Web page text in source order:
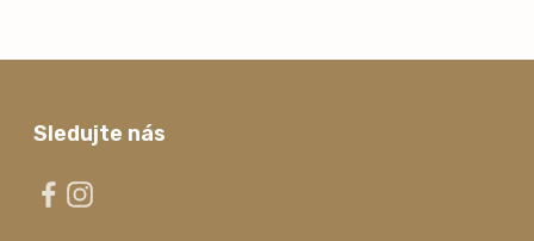
Sledujte nás